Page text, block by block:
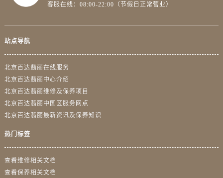
客服在线：08:00-22:00（节假日正常营业）
站点导航
北京百达翡丽在线服务
北京百达翡丽中心介绍
北京百达翡丽维修及保养项目
北京百达翡丽中国区服务网点
北京百达翡丽最新资讯及保养知识
热门标签
查看维修相关文档
查看保养相关文档